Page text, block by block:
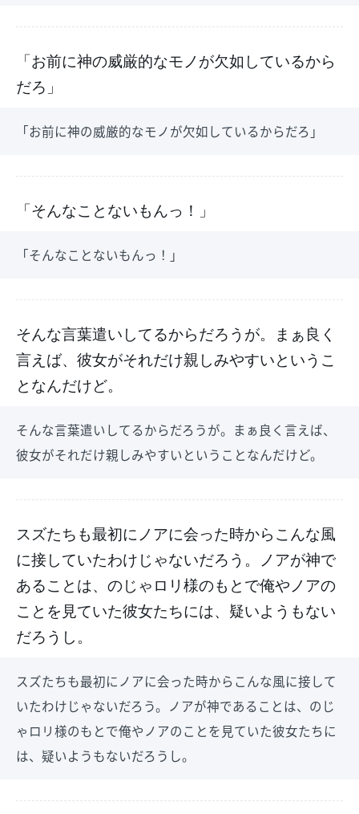
「お前に神の威厳的なモノが欠如しているから
だろ」
「お前に神の威厳的なモノが欠如しているからだろ」
「そんなことないもんっ！」
「そんなことないもんっ！」
そんな言葉遣いしてるからだろうが。まぁ良く
言えば、彼女がそれだけ親しみやすいというこ
となんだけど。
そんな言葉遣いしてるからだろうが。まぁ良く言えば、
彼女がそれだけ親しみやすいということなんだけど。
スズたちも最初にノアに会った時からこんな風
に接していたわけじゃないだろう。ノアが神で
あることは、のじゃロリ様のもとで俺やノアの
ことを見ていた彼女たちには、疑いようもない
だろうし。
スズたちも最初にノアに会った時からこんな風に接して
いたわけじゃないだろう。ノアが神であることは、のじ
ゃロリ様のもとで俺やノアのことを見ていた彼女たちに
は、疑いようもないだろうし。